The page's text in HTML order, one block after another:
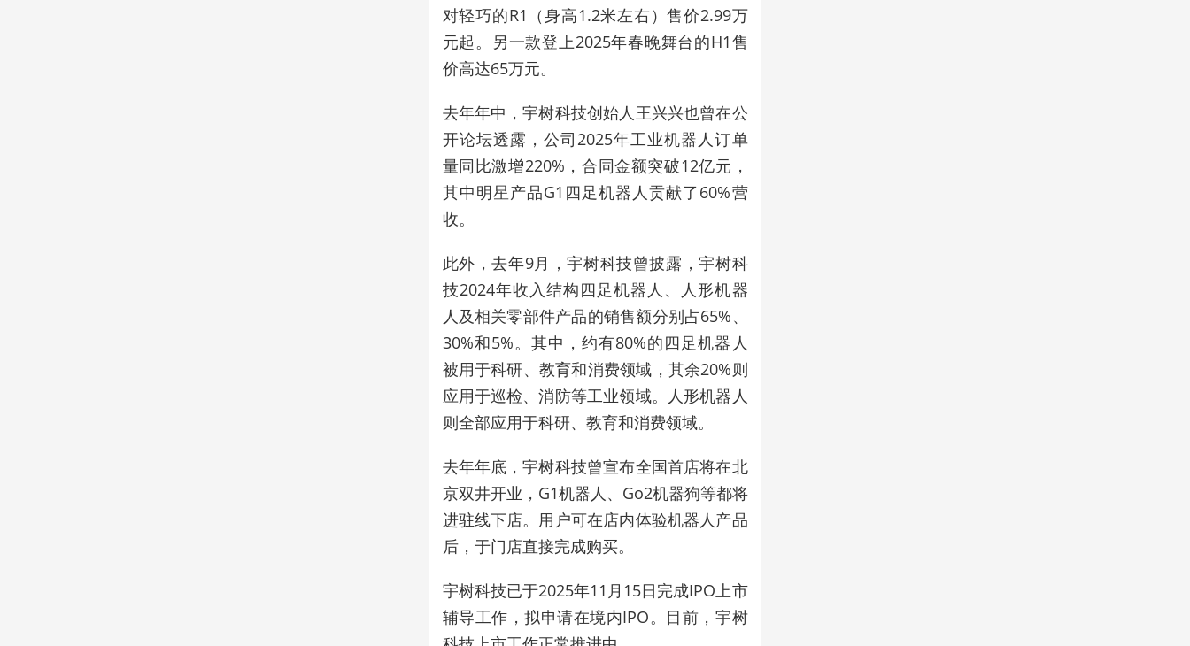
对轻巧的R1 （身高1.2米左右）售价2.99万
元起。另一款登上2025年春晚舞台的H1售
价高达65万元。
去年年中，宇树科技创始人王兴兴也曾在公
开论坛透露，公司 2025年工业机器人订单
量同比激增220% ，合同金额突破12亿元，
其中明星产品G1 四足机器人贡献了60%营
收。
此外，去年9月，宇树科技曾披露，宇树科
技2024年收入结构四足机器人、人形机器
人及相关零部件产品的销售额分别占65%、
30%和5%。其中，约有80%的四足机器人
被用于科研、教育和消费领域，其余20%则
应用于巡检、消防等工业领域。人形机器人
则全部应用于科研、教育和消费领域。
去年年底，宇树科技曾宣布全国首店将在北
京双井开业， G1机器人、 Go2机器狗等都将
进驻线下店。用户可在店内体验机器人产品
后，于门店直接完成购买。
宇树科技已于2025年11 月 15日完成IPO 上市
辅导工作，拟申请在境内IPO。 目前，宇树